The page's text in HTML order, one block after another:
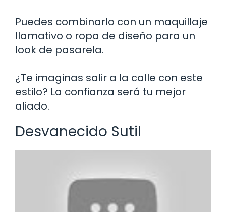
Puedes combinarlo con un maquillaje
llamativo o ropa de diseño para un
look de pasarela.
¿Te imaginas salir a la calle con este
estilo? La confianza será tu mejor
aliado.
Desvanecido Sutil